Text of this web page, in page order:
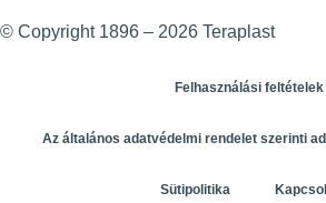
© Copyright 1896 – 2026 Teraplast
Felhasználási feltételek
Az általános adatvédelmi rendelet szerinti
Sütipolitika